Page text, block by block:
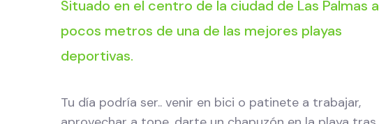
Situado en el centro de la ciudad de Las Palmas a
pocos metros de una de las mejores playas
deportivas.
Tu día podría ser.. venir en bici o patinete a trabajar,